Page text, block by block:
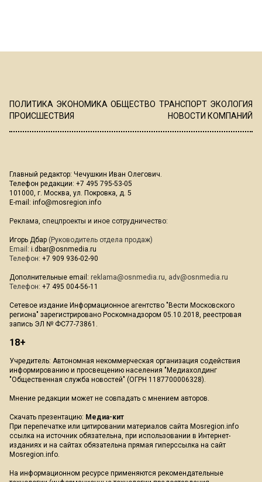
ПОЛИТИКА ЭКОНОМИКА ОБЩЕСТВО ТРАНСПОРТ ЭКОЛОГИЯ
ПРОИСШЕСТВИЯ
НОВОСТИ КОМПАНИЙ
Главный редактор: Чечушкин Иван Олегович.
Телефон редакции: +7 495 795-53-05
101000, г. Москва, ул. Покровка, д. 5
E-mail: info@mosregion.info
Реклама, спецпроекты и иное сотрудничество:
Игорь Дбар (Руководитель отдела продаж)
Email: i.dbar@osnmedia.ru
Телефон: +7 909 936-02-90
Дополнительные email: reklama@osnmedia.ru, adv@osnmedia.ru
Телефон: +7 495 004-56-11
Сетевое издание Информационное агентство "Вести Московского
региона" зарегистрировано Роскомнадзором 05.10.2018, реестровая
запись ЭЛ № ФС77-73861.
18+
Учредитель: Автономная некоммерческая организация содействия
информированию и просвещению населения "Медиахолдинг
"Общественная служба новостей" (ОГРН 1187700006328).
Мнение редакции может не совпадать с мнением авторов.
Скачать презентацию: Медиа-кит
При перепечатке или цитировании материалов сайта Mosregion.info
ссылка на источник обязательна, при использовании в Интернет-
изданиях и на сайтах обязательна прямая гиперссылка на сайт
Mosregion.info.
На информационном ресурсе применяются рекомендательные